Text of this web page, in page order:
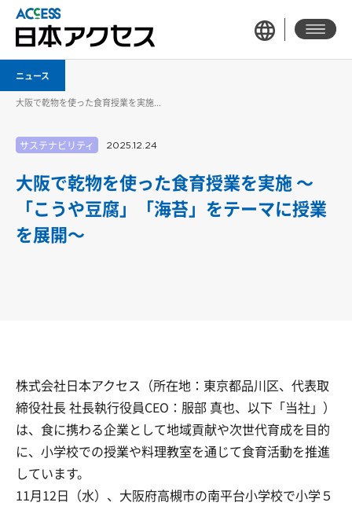
ニュース
大阪で乾物を使った食育授業を実施...
サステナビリティ 2025.12.24
大阪で乾物を使った食育授業を実施 ～
「こうや豆腐」「海苔」をテーマに授業
を展開～
株式会社日本アクセス（所在地：東京都品川区、代表取
締役社長 社長執行役員CEO：服部 真也、以下「当社」）
は、食に携わる企業として地域貢献や次世代育成を目的
に、小学校での授業や料理教室を通じて食育活動を推進
しています。
11月12日（水）、大阪府高槻市の南平台小学校で小学５